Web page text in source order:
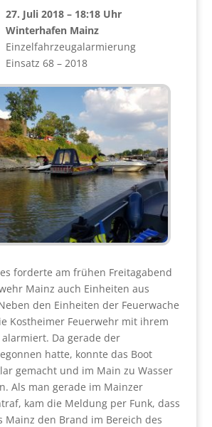
27. Juli 2018 – 18:18 Uhr
Winterhafen Mainz
Einzelfahrzeugalarmierung
Einsatz 68 – 2018
forderte am frühen Freitagabend
Mainz auch Einheiten aus
den Einheiten der Feuerwache
Kostheimer Feuerwehr mit ihrem
Da gerade der
hatte, konnte das Boot
gemacht und im Main zu Wasser
Als man gerade im Mainzer
kam die Meldung per Funk, dass
Mainz den Brand im Bereich des